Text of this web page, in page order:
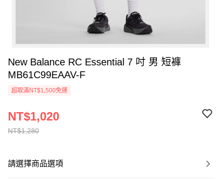
New Balance RC Essential 7 吋 男 短褲
MB61C99EAAV-F
超取滿NT$1,500免運
NT$1,280
NT$1,020
請選擇商品選項